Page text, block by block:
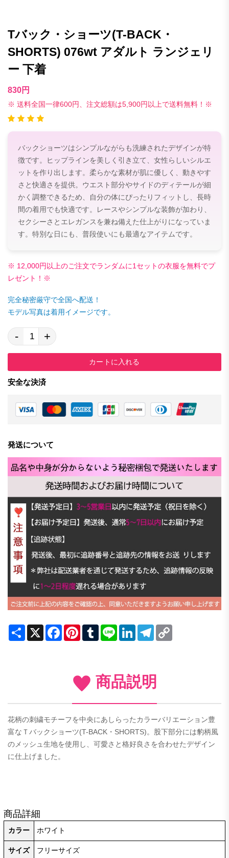
Tバック・ショーツ(T-BACK・
SHORTS) 076wt アダルト ランジェリ
ー 下着
830円
※ 送料全国一律600円、注文総額は5,900円以上で送料無料！※
バックショーツはシンプルながらも洗練されたデザインが特
徴です。ヒップラインを美しく引き立て、女性らしいシルエ
ットを作り出します。柔らかな素材が肌に優しく、動きやす
さと快適さを提供。ウエスト部分やサイドのディテールが細
かく調整できるため、自分の体にぴったりフィットし、長時
間の着用でも快適です。レースやシンプルな装飾が加わり、
セクシーさとエレガンスを兼ね備えた仕上がりになっていま
す。特別な日にも、普段使いにも最適なアイテムです。
※ 12,000円以上のご注文でランダムに1セットの衣服を無料でプ
レゼント！※
完全秘密厳守で全国へ配送！
モデル写真は着用イメージです。
- +
カートに入れる
安全な決済
発送について
Share X FacebookPinterestTumblrLine LinkedInTelegram
商品説明
花柄の刺繍モチーフを中央にあしらったカラーバリエーション豊
富なＴバックショーツ(T-BACK・SHORTS)。股下部分には豹柄風
のメッシュ生地を使用し、可愛さと格好良さを合わせたデザイン
に仕上げました。
商品詳細
カラー ホワイト
サイズ フリーサイズ